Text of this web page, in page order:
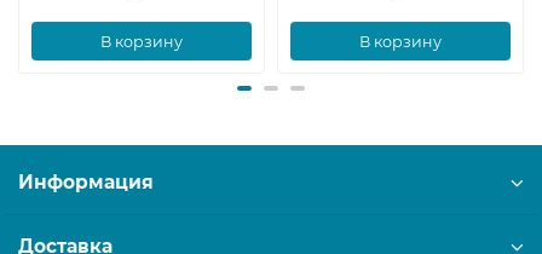
В корзину В корзину
Информация
Доставка